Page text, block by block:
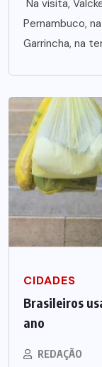
Na visita,
Pernambuco,
Garrincha, na
CIDADES
Brasileiros
ano
REDAÇÃO